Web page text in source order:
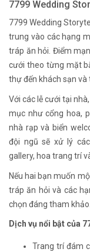
7799 Wedding
7799 Wedding
trung vào các hạng
tráp ăn hỏi. Điểm
cưới theo từng mặt
thự đến khách sạn và
Với các lễ cưới tại
mục như cổng hoa,
nhà rạp và biển
đội ngũ sẽ xử lý
gallery, hoa trang trí
Nếu hai bạn muốn
tráp ăn hỏi và các
chọn đáng tham khảo.
Dịch vụ nổi bật của
Trang trí đám